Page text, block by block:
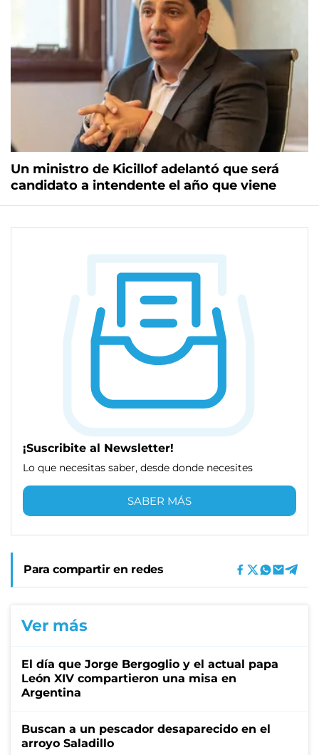
Un ministro de Kicillof adelantó que será
candidato a intendente el año que viene
¡Suscribite al Newsletter!
Lo que necesitas saber, desde donde necesites
SABER MÁS
Para compartir en redes
Ver más
El día que Jorge Bergoglio y el actual papa
León XIV compartieron una misa en
Argentina
Buscan a un pescador desaparecido en el
arroyo Saladillo